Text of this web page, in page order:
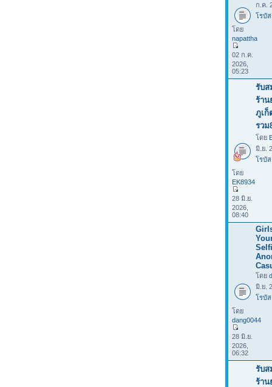
ก.ค.
โรบั
โดย
napattha
02 ก.ค.
2026,
05:23
รับส
ร้าน
ภูเก็
รวม
โดย
มิ.ย.
โรบั
โดย
EK8934
28 มิ.ย.
2026,
08:40
โดย
มิ.ย.
โรบั
โดย
dang0044
28 มิ.ย.
2026,
06:32
รับส
ร้าน